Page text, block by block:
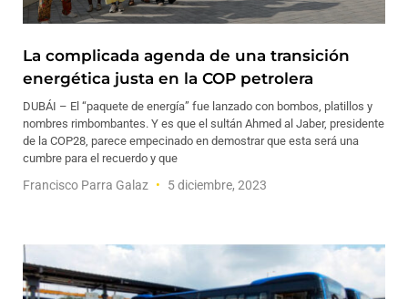
La complicada agenda de una transición
energética justa en la COP petrolera
DUBÁI – El “paquete de energía” fue lanzado con bombos, platillos y
nombres rimbombantes. Y es que el sultán Ahmed al Jaber, presidente
de la COP28, parece empecinado en demostrar que esta será una
cumbre para el recuerdo y que
Francisco Parra Galaz 5 diciembre, 2023